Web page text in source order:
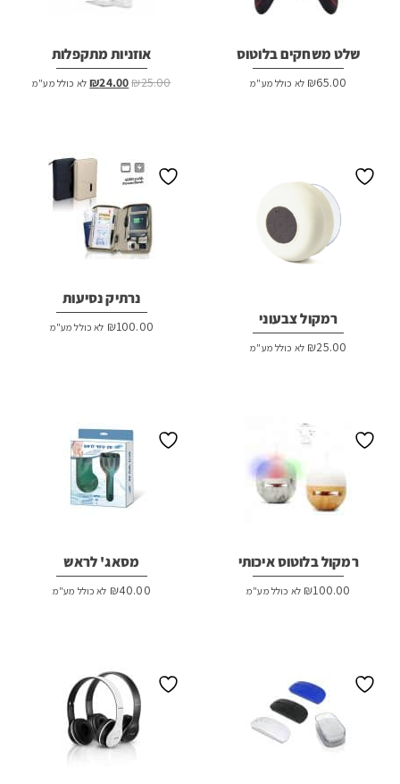
שלט משחקים בלוטוס
₪65.00 לא כולל מע"מ
אוזניות מתקפלות
₪25.00
המחיר₪24.00 המחיר
לא כולל מע"מ
רמקול צבעוני
₪25.00 לא כולל מע"מ
נרתיק נסיעות
₪100.00 לא כולל מע"מ
רמקול בלוטוס איכותי
₪100.00 לא כולל מע"מ
מסאג' לראש
₪40.00 לא כולל מע"מ